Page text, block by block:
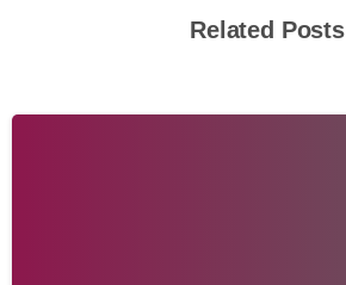
Related Posts